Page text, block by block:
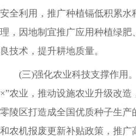
安全利用，推广种植镉低积累
理，因地制宜推广应用种植绿
良技术，提升耕地质量。
(三)强化农业科技支撑作用
×”农业，推动设施农业升级改
零陵区打造成全国优质种子生产
和农机报废更新补贴政策，推广